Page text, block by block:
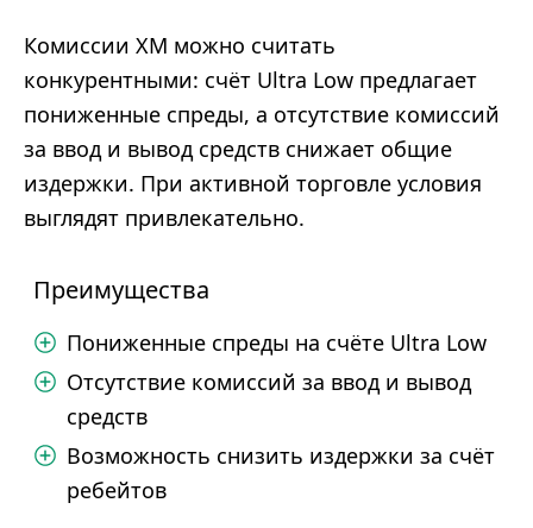
Комиссии XM можно считать
конкурентными: счёт Ultra Low предлагает
пониженные спреды, а отсутствие комиссий
за ввод и вывод средств снижает общие
издержки. При активной торговле условия
выглядят привлекательно.
Преимущества
Пониженные спреды на счёте Ultra Low
Отсутствие комиссий за ввод и вывод
средств
Возможность снизить издержки за счёт
ребейтов